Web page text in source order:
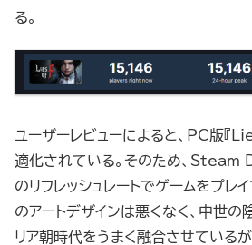
る。
ユーザーレビューによると、PC版『
適化されている。そのため、
のリフレッシュレートでゲームをプレ
のアートデザインは悪くなく、中世の
リア朝時代をうまく融合させている